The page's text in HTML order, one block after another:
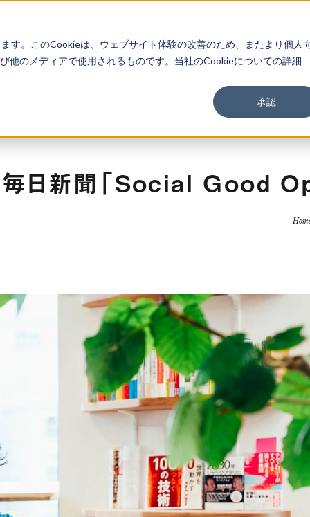
す。このCookieは、ウェブサイト体験の改善のため、またより個人
他のメディアで使用されるものです。当社のCookieについての詳細
承認
About Service Work Findings
日新聞「Social Good